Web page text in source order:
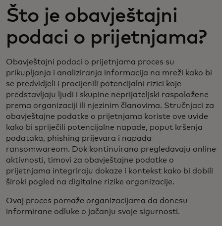
Što je obavještajni
podaci o prijetnjama?
Obavještajni podaci o prijetnjama proces su
prikupljanja i analiziranja informacija na mreži kako bi
se predvidjeli i procijenili potencijalni rizici koje
predstavljaju ljudi i skupine neprijateljski raspoložene
prema organizaciji ili njezinim članovima. Stručnjaci za
obavještajne podatke o prijetnjama koriste ove uvide
kako bi spriječili potencijalne napade, poput kršenja
podataka, phishing prijevara i napada
ransomwareom. Dok kontinuirano pregledavaju online
aktivnosti, timovi za obavještajne podatke o
prijetnjama integriraju dokaze i kontekst kako bi dobili
široki pogled na digitalne rizike organizacije.
Ovaj proces pomaže organizacijama da donesu
informirane odluke o jačanju svoje sigurnosti.